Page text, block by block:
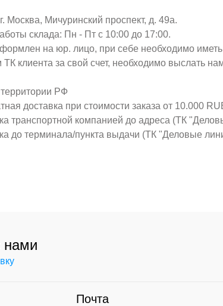
Москва, Мичуринский проспект, д. 49а.
склада: Пн - Пт с 10:00 до 17:00.
на юр. лицо, при себе необходимо
ТК клиента за свой счет, необходимо выслать
РФ
доставка при стоимости заказа от 10.000
транспортной компанией до адреса (ТК
до терминала/пункта выдачи (ТК "Деловые
нами
Почта